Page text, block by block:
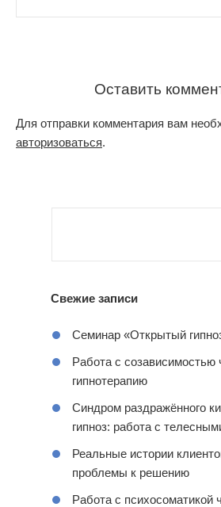
Оставить
Для отправки комментария вам
авторизоваться.
Свежие записи
Семинар «Открытый
Работа с созависимостью
гипнотерапию
Синдром раздражённого
гипноз: работа с
Реальные истории
проблемы к решению
Работа с психосоматикой